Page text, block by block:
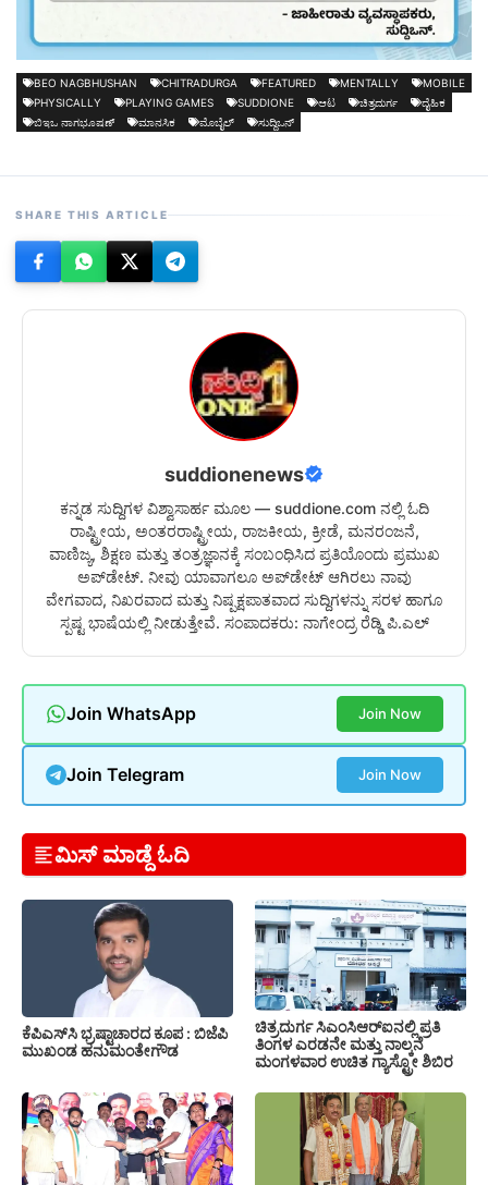
BEO NAGBHUSHAN CHITRADURGA FEATURED MENTALLY
MOBILE
PHYSICALLY
PLAYING GAMES SUDDIONE ಆಟ ಚಿತ್ರದುರ್ಗ
ದೈಹಿಕ
ಬಿಇಒ ನಾಗಭೂಷಣ್
ಮಾನಸಿಕ ಮೊಬೈಲ್ ಸುದ್ದಿಒನ್
SHARE THIS ARTICLE
suddionenews
ಕನ್ನಡ ಸುದ್ದಿಗಳ ವಿಶ್ವಾಸಾರ್ಹ ಮೂಲ — suddione.com ನಲ್ಲಿ ಓದಿ
ರಾಷ್ಟ್ರೀಯ, ಅಂತರರಾಷ್ಟ್ರೀಯ, ರಾಜಕೀಯ, ಕ್ರೀಡೆ, ಮನರಂಜನೆ,
ವಾಣಿಜ್ಯ, ಶಿಕ್ಷಣ ಮತ್ತು ತಂತ್ರಜ್ಞಾನಕ್ಕೆ ಸಂಬಂಧಿಸಿದ ಪ್ರತಿಯೊಂದು ಪ್ರಮುಖ
ಅಪ್‌ಡೇಟ್. ನೀವು ಯಾವಾಗಲೂ ಅಪ್‌ಡೇಟ್ ಆಗಿರಲು ನಾವು
ವೇಗವಾದ, ನಿಖರವಾದ ಮತ್ತು ನಿಷ್ಪಕ್ಷಪಾತವಾದ ಸುದ್ದಿಗಳನ್ನು ಸರಳ ಹಾಗೂ
ಸ್ಪಷ್ಟ ಭಾಷೆಯಲ್ಲಿ ನೀಡುತ್ತೇವೆ. ಸಂಪಾದಕರು: ನಾಗೇಂದ್ರ ರೆಡ್ಡಿ ಪಿ.ಎಲ್
Join WhatsApp Join Now
Join Telegram Join Now
ಮಿಸ್ ಮಾಡ್ದೆ ಓದಿ
ಕೆಪಿಎಸ್‍ಸಿ ಭ್ರಷ್ಟಾಚಾರದ ಕೂಪ : ಬಿಜೆಪಿ
ಮುಖಂಡ ಹನುಮಂತೇಗೌಡ
ಚಿತ್ರದುರ್ಗ ಸಿಎಂಸಿಆರ್‍ಐನಲ್ಲಿ ಪ್ರತಿ
ತಿಂಗಳ ಎರಡನೇ ಮತ್ತು ನಾಲ್ಕನೆ
ಮಂಗಳವಾರ ಉಚಿತ ಗ್ಯಾಸ್ಟ್ರೋ ಶಿಬಿರ